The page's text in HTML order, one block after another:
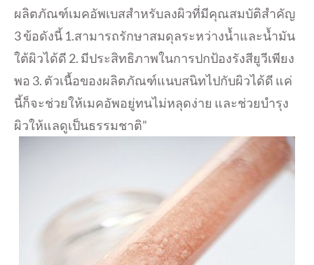
ผลิตภัณฑ์เมคอัพเบสสำหรับลงผิวที่มีคุณสมบัติสำคัญ
3 ข้อดังนี้ 1.สามารถรักษาสมดุลระหว่างน้ำและน้ำมัน
ใต้ผิวได้ดี 2. มีประสิทธิภาพในการปกป้องรังสียูวีเพียง
พอ 3. ตัวเนื้อของผลิตภัณฑ์แนบสนิทไปกับผิวได้ดี แค่
นี้ก็จะช่วยให้เมคอัพอยู่ทนไม่หลุดง่าย และช่วยบำรุง
ผิวให้แลดูเป็นธรรมชาติ”